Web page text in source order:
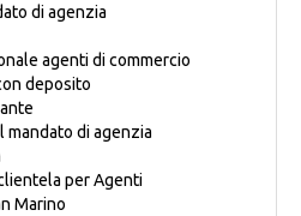
di agenzia
agenti di commercio
deposito
mandato di agenzia
per Agenti
Marino